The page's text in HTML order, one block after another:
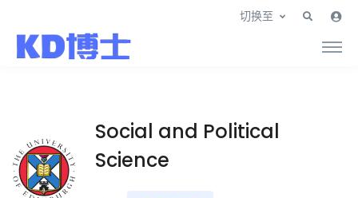
切换至
Social and Political
Science